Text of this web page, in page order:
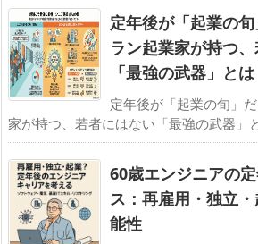
定年後が「起業の
ラン起業家が持つ
「最強の武器」とは
定年後が「起業の旬」
家が持つ、若者にはない「最強の武器」
60歳エンジニアの
ス：再雇用・独立
能性